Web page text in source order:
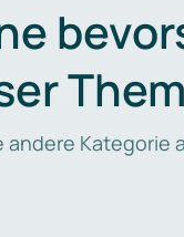
andere Kategorie